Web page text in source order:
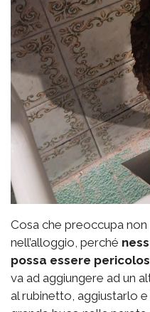
Cosa che preoccupa
nell’alloggio, perché
possa essere
va ad aggiungere ad un
al rubinetto, aggiustarlo